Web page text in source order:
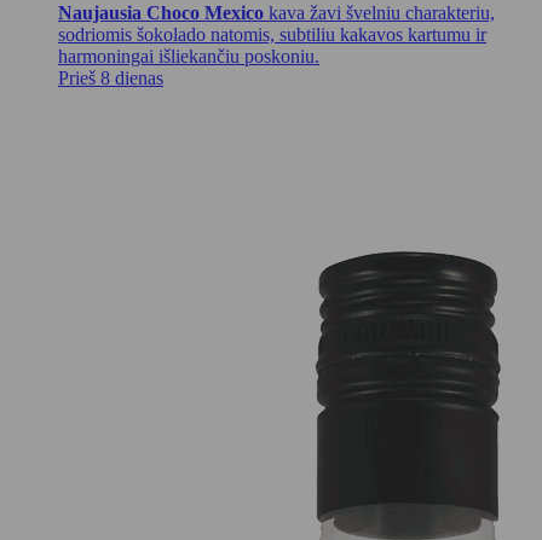
Naujausia Choco Mexico kava žavi švelniu charakteriu,
sodriomis šokolado natomis, subtiliu kakavos kartumu ir
harmoningai išliekančiu poskoniu.
Prieš 8 dienas